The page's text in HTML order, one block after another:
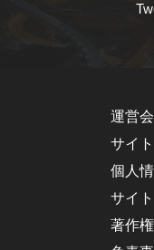
運営
サイ
個人
サイ
著作